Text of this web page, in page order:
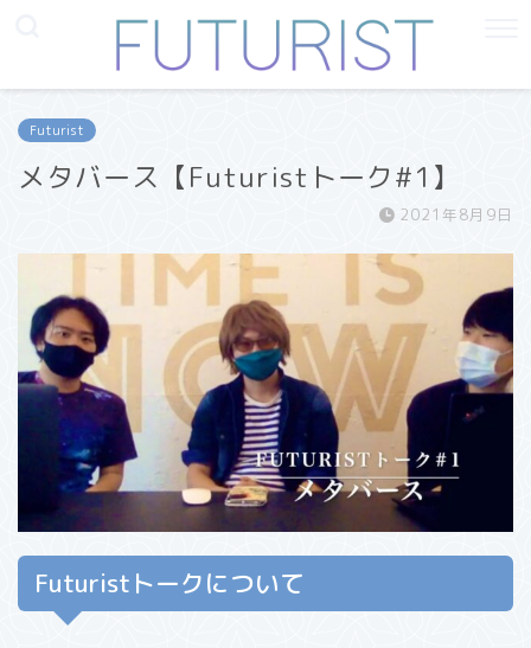
Futurist
メタバース【Futuristトーク#1】
2021年8月9日
Futuristトークについて